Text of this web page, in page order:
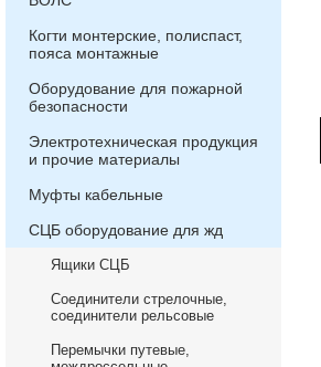
Когти монтерские, полиспаст,
пояса монтажные
Оборудование для пожарной
безопасности
Электротехническая продукция
и прочие материалы
Муфты кабельные
СЦБ оборудование для жд
Ящики СЦБ
Соединители стрелочные,
соединители рельсовые
Перемычки путевые,